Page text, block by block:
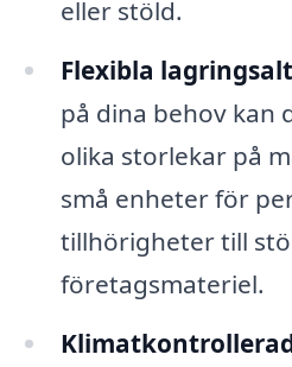
eller stöld.
Flexibla
på dina behov kan
olika storlekar på
små enheter för
tillhörigheter till
företagsmateriel.